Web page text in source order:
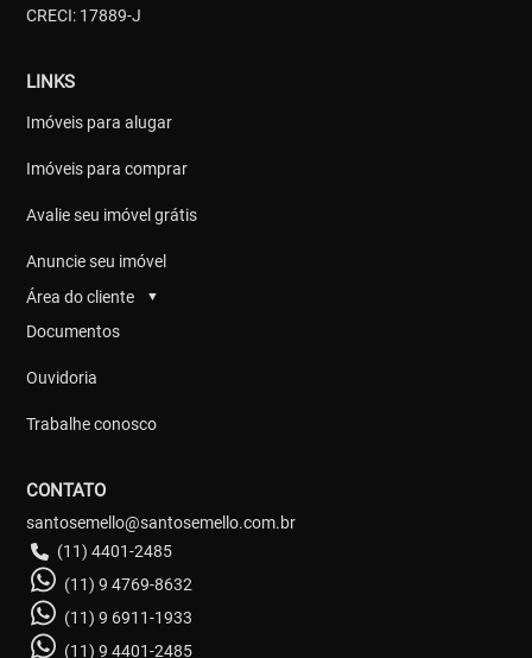
CRECI: 17889-J
LINKS
Imóveis para alugar
Imóveis para comprar
Avalie seu imóvel grátis
Anuncie seu imóvel
Área do cliente
▼
Documentos
Ouvidoria
Trabalhe conosco
CONTATO
santosemello@santosemello.com.br
(11) 4401-2485
(11) 9 4769-8632
(11) 9 6911-1933
(11) 9 4401-2485